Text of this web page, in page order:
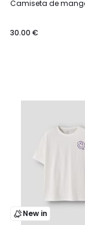
Camiseta de
30.00 €
New in